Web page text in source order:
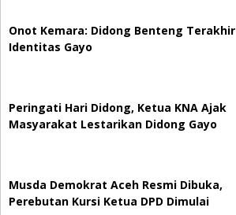
Onot Kemara: Didong Benteng Terakhir
Identitas Gayo
Peringati Hari Didong, Ketua KNA Ajak
Masyarakat Lestarikan Didong Gayo
Musda Demokrat Aceh Resmi Dibuka,
Perebutan Kursi Ketua DPD Dimulai